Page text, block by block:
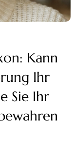
Kann
Ihr
Sie Ihr